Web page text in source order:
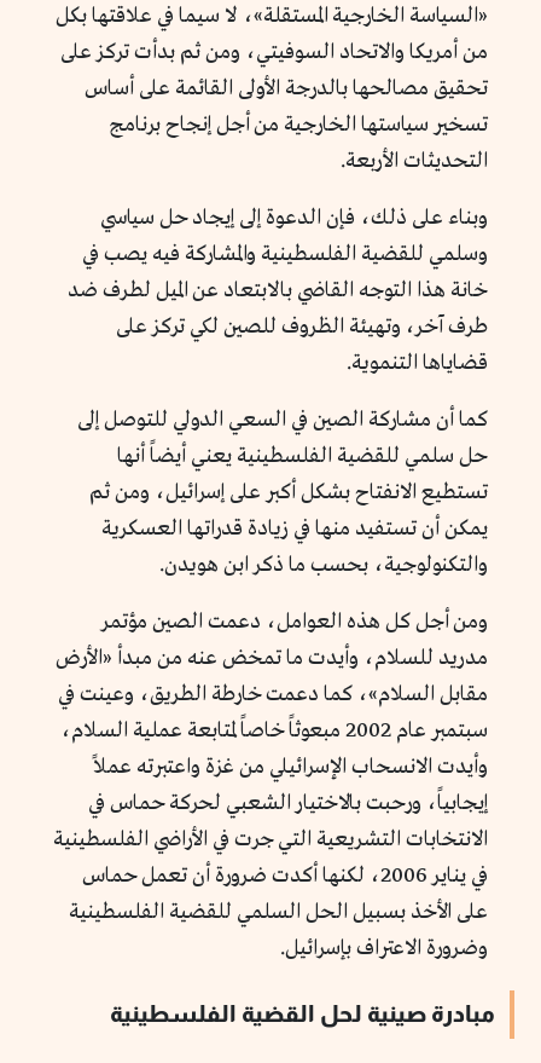
«السياسة الخارجية المستقلة»، لا سيما في علاقتها بكل
من أمريكا والاتحاد السوفيتي، ومن ثم بدأت تركز على
تحقيق مصالحها بالدرجة الأولى القائمة على أساس
تسخير سياستها الخارجية من أجل إنجاح برنامج
التحديثات الأربعة.
وبناء على ذلك، فإن الدعوة إلى إيجاد حل سياسي
وسلمي للقضية الفلسطينية والمشاركة فيه يصب في
خانة هذا التوجه القاضي بالابتعاد عن الميل لطرف ضد
طرف آخر، وتهيئة الظروف للصين لكي تركز على
قضاياها التنموية.
كما أن مشاركة الصين في السعي الدولي للتوصل إلى
حل سلمي للقضية الفلسطينية يعني أيضاً أنها
تستطيع الانفتاح بشكل أكبر على إسرائيل، ومن ثم
يمكن أن تستفيد منها في زيادة قدراتها العسكرية
والتكنولوجية، بحسب ما ذكر ابن هويدن.
ومن أجل كل هذه العوامل، دعمت الصين مؤتمر
مدريد للسلام، وأيدت ما تمخض عنه من مبدأ «الأرض
مقابل السلام»، كما دعمت خارطة الطريق، وعينت في
سبتمبر عام 2002 مبعوثاً خاصاً لمتابعة عملية السلام،
وأيدت الانسحاب الإسرائيلي من غزة واعتبرته عملاً
إيجابياً، ورحبت بالاختيار الشعبي لحركة حماس في
الانتخابات التشريعية التي جرت في الأراضي الفلسطينية
في يناير 2006، لكنها أكدت ضرورة أن تعمل حماس
على الأخذ بسبيل الحل السلمي للقضية الفلسطينية
وضرورة الاعتراف بإسرائيل.
مبادرة صينية لحل القضية الفلسطينية